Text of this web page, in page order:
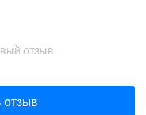
отзыв
отзыв